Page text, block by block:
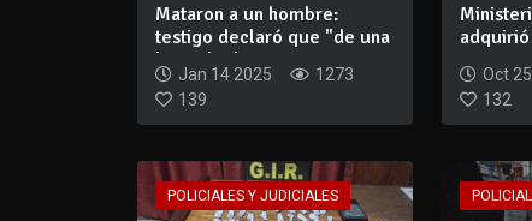
Mataron a un hombre:
testigo declaró que "de una
boca de dro...
Jan 14 2025
1273
139
Oct
132
POLICIALES Y JUDICIALES